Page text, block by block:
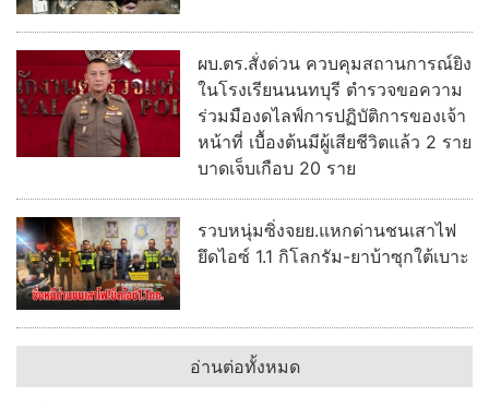
ผบ.ตร.สั่งด่วน ควบคุมสถานการณ์ยิง
ในโรงเรียนนนทบุรี ตำรวจขอความ
ร่วมมืองดไลฟ์การปฏิบัติการของเจ้า
หน้าที่ เบื้องต้นมีผู้เสียชีวิตแล้ว 2 ราย
บาดเจ็บเกือบ 20 ราย
รวบหนุ่มซิ่งจยย.แหกด่านชนเสาไฟ
ยึดไอซ์ 1.1 กิโลกรัม-ยาบ้าซุกใต้เบาะ
อ่านต่อทั้งหมด